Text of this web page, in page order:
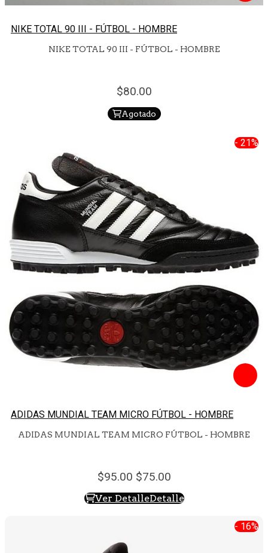
NIKE TOTAL 90 III - FÚTBOL - HOMBRE
NIKE TOTAL 90 III - FÚTBOL - HOMBRE
80.00
Agotado
- 21%
ADIDAS MUNDIAL TEAM MICRO FÚTBOL - HOMBRE
ADIDAS MUNDIAL TEAM MICRO FÚTBOL - HOMBRE
95.00 75.00
Ver DetalleDetalle
- 16%